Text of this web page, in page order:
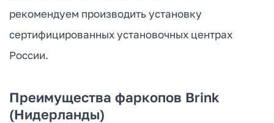
рекомендуем производить установку
сертифицированных установочных центрах
России.
Преимущества фаркопов Brink
(Нидерланды)